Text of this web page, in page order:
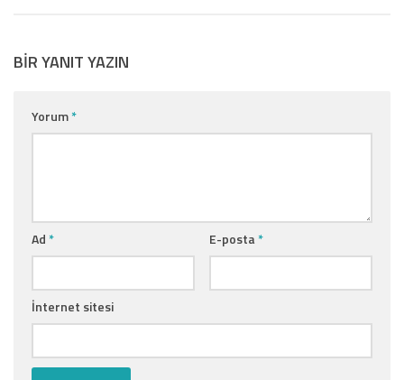
BIR YANIT YAZIN
Yorum*
Ad* E-posta*
İnternet sitesi